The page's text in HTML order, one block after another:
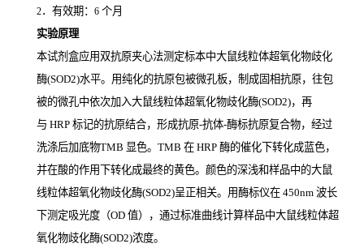
2．有效期： 6 个月
实验原理
本试剂盒应用双抗原夹心法测定标本中大鼠线粒体超氧化物歧化
酶(SOD2)水平。用纯化的抗原包被微孔板，制成固相抗原，往包
被的微孔中依次加入大鼠线粒体超氧化物歧化酶(SOD2)，再
与 HRP 标记的抗原结合，形成抗原-抗体-酶标抗原复合物，经过
洗涤后加底物TMB 显色。 TMB 在 HRP 酶的催化下转化成蓝色，
并在酸的作用下转化成最终的黄色。颜色的深浅和样品中的大鼠
线粒体超氧化物歧化酶(SOD2)呈正相关。用酶标仪在 450nm 波长
下测定吸光度（OD 值），通过标准曲线计算样品中大鼠线粒体超
氧化物歧化酶(SOD2)浓度。